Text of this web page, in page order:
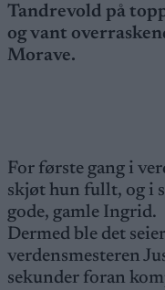
Tandrevold på
og vant
Morave.
For første gang i
skjøt hun fullt, og i
gode, gamle Ingrid.
Dermed ble det
verdensmesteren
sekunder foran